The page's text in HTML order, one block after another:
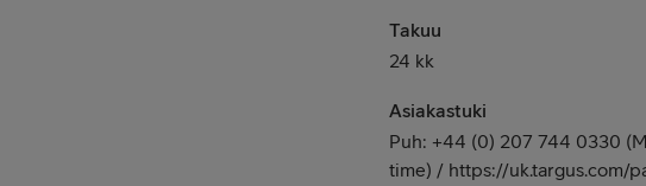
Takuu
24 kk
Asiakastuki
Puh: +44 (0) 207 744 0330
time) / https://uk.targus.com/